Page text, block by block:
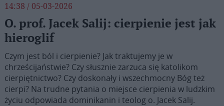
14:38 / 05-03-2026
O. prof. Jacek Salij: cierpienie jest jak
hieroglif
Czym jest ból i cierpienie? Jak traktujemy je w
chrześcijaństwie? Czy słusznie zarzuca się katolikom
cierpiętnictwo? Czy doskonały i wszechmocny Bóg też
cierpi? Na trudne pytania o miejsce cierpienia w ludzkim
życiu odpowiada dominikanin i teolog o. Jacek Salij.